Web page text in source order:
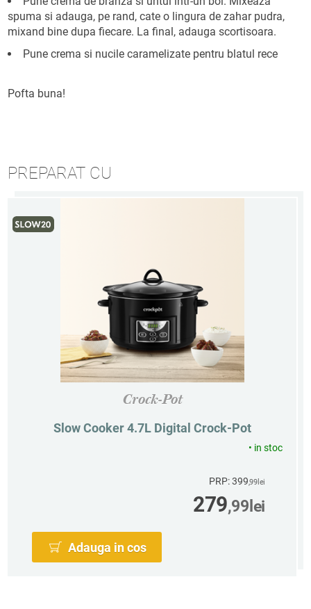
spuma si adauga, pe rand, cate o lingura de zahar pudra,
mixand bine dupa fiecare. La final, adauga scortisoara.
Pune crema si nucile caramelizate pentru blatul rece
Pofta buna!
PREPARAT CU
Crock-Pot
Slow Cooker 4.7L Digital Crock-Pot
• in stoc
PRP: 399,99 lei
279,99 lei
Adauga in cos